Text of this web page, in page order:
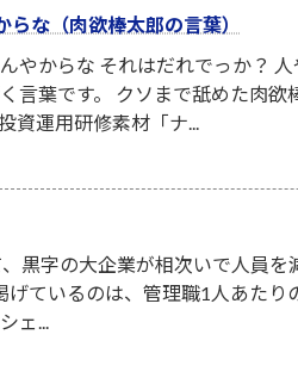
な（肉欲棒太郎の言葉）
やからな それはだれでっか？
言葉です。 クソまで舐めた肉
運用研修素材「ナ...
黒字の大企業が相次いで人員
ているのは、管理職1人あた
...